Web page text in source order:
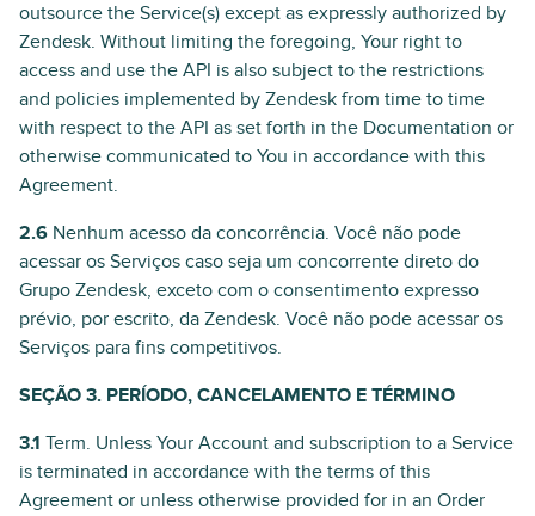
outsource the Service(s) except as expressly authorized by
Zendesk. Without limiting the foregoing, Your right to
access and use the API is also subject to the restrictions
and policies implemented by Zendesk from time to time
with respect to the API as set forth in the Documentation or
otherwise communicated to You in accordance with this
Agreement.
2.6 Nenhum acesso da concorrência. Você não pode
acessar os Serviços caso seja um concorrente direto do
Grupo Zendesk, exceto com o consentimento expresso
prévio, por escrito, da Zendesk. Você não pode acessar os
Serviços para fins competitivos.
SEÇÃO 3. PERÍODO, CANCELAMENTO E TÉRMINO
3.1 Term. Unless Your Account and subscription to a Service
is terminated in accordance with the terms of this
Agreement or unless otherwise provided for in an Order